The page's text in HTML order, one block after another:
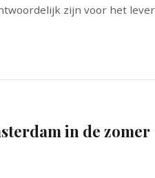
zijn voor het
in de zomer |